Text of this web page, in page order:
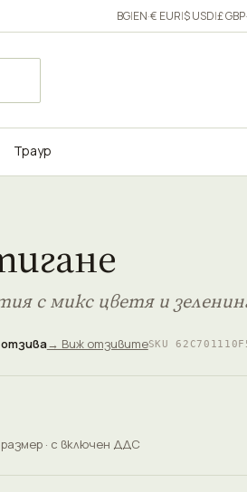
BG|EN·€ EUR|$ USD|£ GBP·
Траур
с микс цветя и
→ Виж отзивитеSKU
· с включен ДДС